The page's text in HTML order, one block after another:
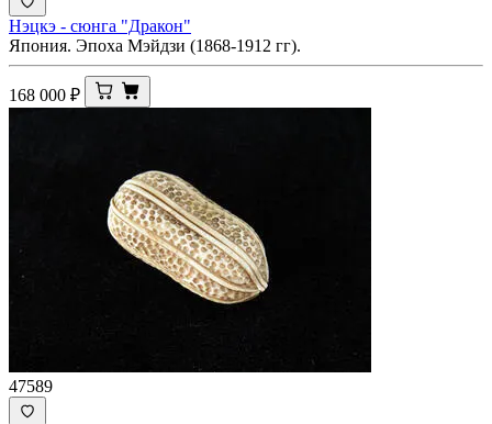
Нэцкэ - сюнга "Дракон"
Япония. Эпоха Мэйдзи (1868-1912 гг).
168 000 ₽
47589